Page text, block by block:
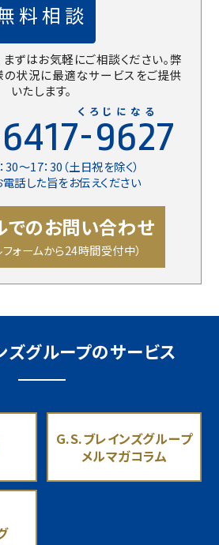
料相談
ずはお気軽にご相談ください。弊
の状況に最適なサービスをご提供
いたします。
9627
〜17：30（土日祝を除く）
話した旨をお伝えください
くろじになる
でのお問い合わせ
フォームから24時間受付中）
ズグループのサービス
G.S.ブレインズグループ
メルマガコラム